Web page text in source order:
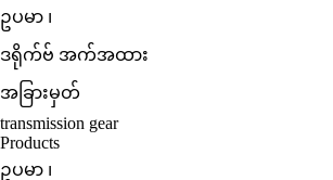
ဥပမာ ၊
ဒရိုက်ဗ် အက်အထား
အခြားမှတ်
transmission gear
Products
ဥပမာ ၊